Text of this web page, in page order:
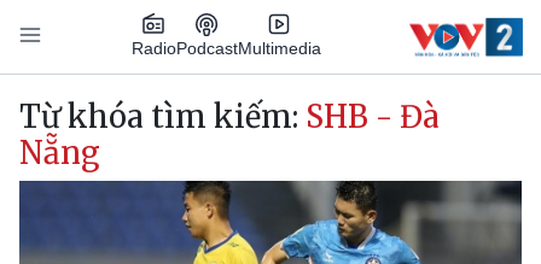
Nhảy đến nội dung
RadioPodcastMultimedia
Main navigation
Từ khóa tìm kiếm: SHB - Đà
Nẵng